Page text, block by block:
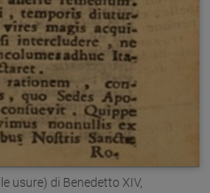
usure) di Benedetto XIV,